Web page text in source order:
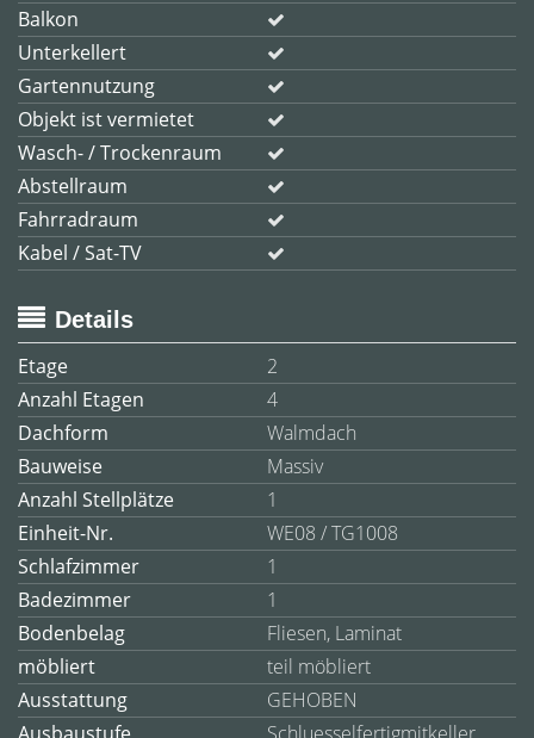
Balkon
Unterkellert
Gartennutzung
Objekt ist vermietet
Wasch- / Trockenraum
Abstellraum
Fahrradraum
Kabel / Sat-TV
Details
Etage
2
Anzahl Etagen
4
Dachform
Walmdach
Bauweise
Massiv
Anzahl Stellplätze
1
Einheit-Nr.
WE08 / TG1008
Schlafzimmer
1
Badezimmer
1
Bodenbelag
Fliesen, Laminat
möbliert
teil möbliert
Ausstattung
GEHOBEN